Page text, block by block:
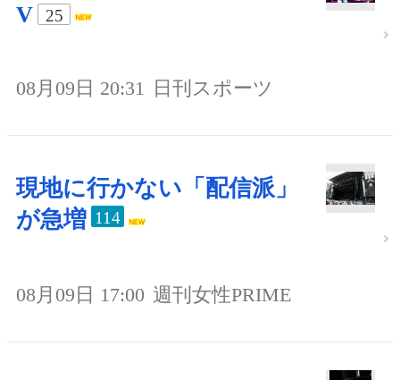
V
25
08月09日 20:31 日刊スポーツ
現地に行かない「配信派」
が急増 114
08月09日 17:00 週刊女性PRIME